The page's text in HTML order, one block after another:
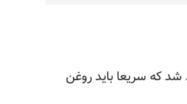
که سریعا باید روغن